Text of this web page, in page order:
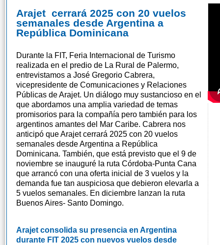
Arajet cerrará 2025 con 20 vuelos
semanales desde Argentina a
República Dominicana
Durante la FIT, Feria Internacional de Turismo
realizada en el predio de La Rural de Palermo,
entrevistamos a José Gregorio Cabrera,
vicepresidente de Comunicaciones y Relaciones
Públicas de Arajet. Un diálogo muy sustancioso en el
que abordamos una amplia variedad de temas
promisorios para la compañía pero también para los
argentinos amantes del Mar Caribe. Cabrera nos
anticipó que Arajet cerrará 2025 con 20 vuelos
semanales desde Argentina a República
Dominicana. También, que está previsto que el 9 de
noviembre se inauguré la ruta Córdoba-Punta Cana
que arrancó con una oferta inicial de 3 vuelos y la
demanda fue tan auspiciosa que debieron elevarla a
5 vuelos semanales. En diciembre lanzan la ruta
Buenos Aires- Santo Domingo.
Arajet consolida su presencia en Argentina
durante FIT 2025 con nuevos vuelos desde